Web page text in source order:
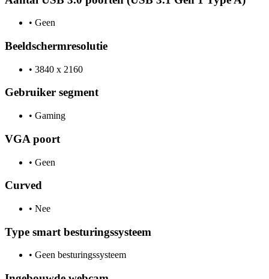
• Geen
Beeldschermresolutie
• 3840 x 2160
Gebruiker segment
• Gaming
VGA poort
• Geen
Curved
• Nee
Type smart besturingssysteem
• Geen besturingssysteem